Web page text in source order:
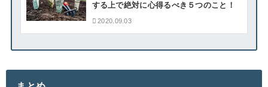
する上で絶対に心得るべき５つのこと！
2020.09.03